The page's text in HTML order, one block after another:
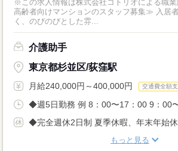
※この求人情報は株式会社コトリオによる職
高齢者向けマンションのスタッフ募集≫ 入居
く、のびのびとした雰...
介護助手
東京都杉並区/荻窪駅
月給240,000円～400,000円 交通費全額
◆週5日勤務 例 8：00〜17：00 9：00
◆完全週休2日制 夏季休暇、年末年始
もっと見る